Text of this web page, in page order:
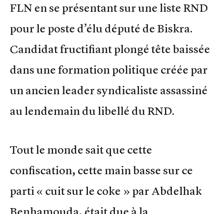
FLN en se présentant sur une liste RND
pour le poste d’élu député de Biskra.
Candidat fructifiant plongé tête baissée
dans une formation politique créée par
un ancien leader syndicaliste assassiné
au lendemain du libellé du RND.
Tout le monde sait que cette
confiscation, cette main basse sur ce
parti « cuit sur le coke » par Abdelhak